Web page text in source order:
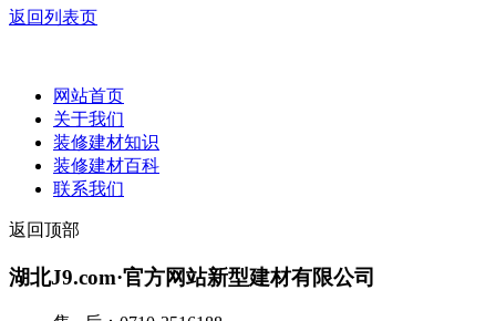
返回列表页
网站首页
关于我们
装修建材知识
装修建材百科
联系我们
返回顶部
湖北J9.com·官方网站新型建材有限公司